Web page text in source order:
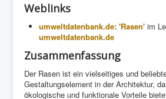
Weblinks
umweltdatenbank.de: 'Rasen' im
umweltdatenbank.de
Zusammenfassung
Der Rasen ist ein vielseitiges und
Gestaltungselement in der Architektur,
ökologische und funktionale Vorteile